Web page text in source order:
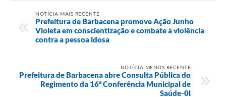
NOTÍCIA MAIS RECENTE
Prefeitura de Barbacena promove Ação Junho
Violeta em conscientização e combate à violência
contra a pessoa idosa
NOTÍCIA MENOS RECENTE
Prefeitura de Barbacena abre Consulta Pública do
Regimento da 16ª Conferência Municipal de
Saúde-0l